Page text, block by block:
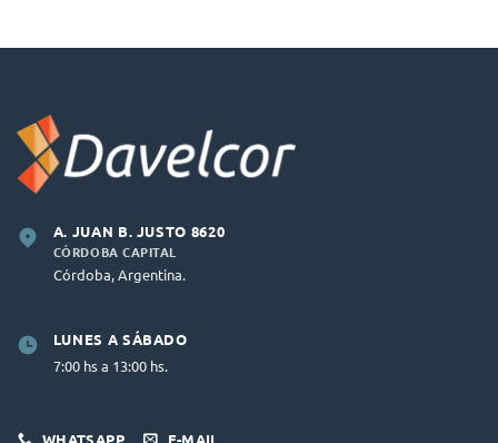
A. JUAN B. JUSTO 8620
CÓRDOBA CAPITAL
Córdoba, Argentina.
LUNES A SÁBADO
7:00 hs a 13:00 hs.
WHATSAPP E-MAIL